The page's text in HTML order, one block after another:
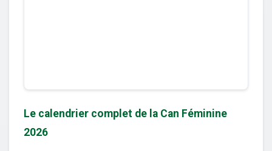
Le calendrier complet de la Can Féminine
2026